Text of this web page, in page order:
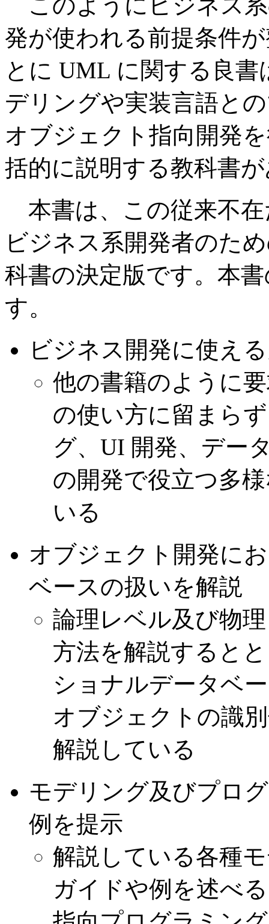
発が使われる前提条件
とに UML に関する良
デリングや実装言語と
オブジェクト指向開発
括的に説明する教科書
本書は、この従来不在
ビジネス系開発者のた
科書の決定版です。本
す。
ビジネス開発に使え
他の書籍のように
の使い方に留まら
グ、UI 開発、デー
の開発で役立つ多
いる
オブジェクト開発に
ベースの扱いを解説
論理レベル及び物
方法を解説すると
ショナルデータベ
オブジェクトの識
解説している
モデリング及びプロ
例を提示
解説している各種
ガイドや例を述べ